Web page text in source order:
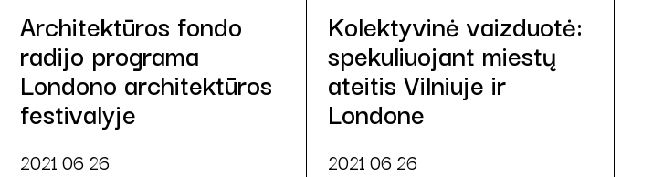
Architektūros fondo
radijo programa
Londono architektūros
festivalyje
2021 06 26
Kolektyvinė vaizduotė:
spekuliuojant miestų
ateitis Vilniuje ir
Londone
2021 06 26